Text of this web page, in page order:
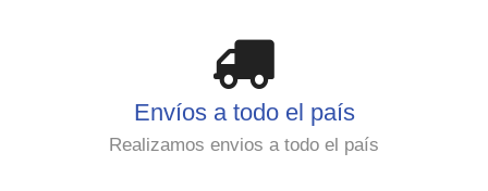
Envíos a todo el país
Realizamos envios a todo el país